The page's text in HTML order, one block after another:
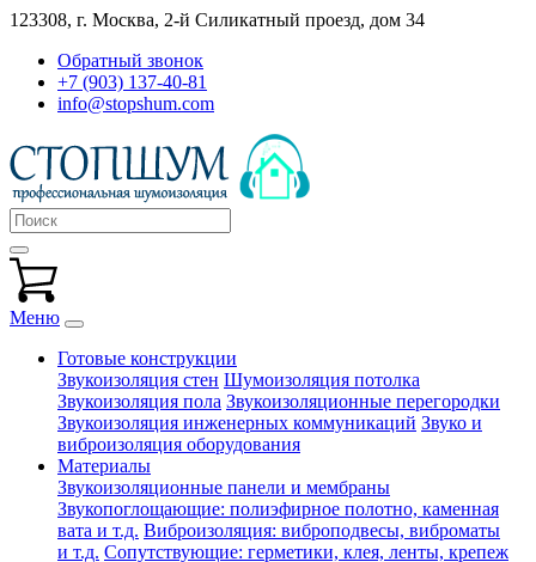
123308, г. Москва, 2-й Силикатный проезд, дом 34
Обратный звонок
+7 (903) 137-40-81
info@stopshum.com
Меню
Готовые конструкции
Звукоизоляция стен Шумоизоляция потолка
Звукоизоляция пола Звукоизоляционные перегородки
Звукоизоляция инженерных коммуникаций Звуко и
виброизоляция оборудования
Материалы
Звукоизоляционные панели и мембраны
Звукопоглощающие: полиэфирное полотно, каменная
вата и т.д. Виброизоляция: виброподвесы, виброматы
и т.д. Сопутствующие: герметики, клея, ленты, крепеж